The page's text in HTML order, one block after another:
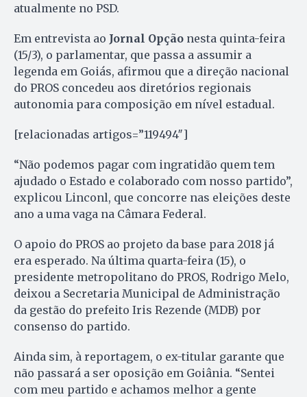
atualmente no PSD.
Em entrevista ao Jornal Opção nesta quinta-feira
(15/3), o parlamentar, que passa a assumir a
legenda em Goiás, afirmou que a direção nacional
do PROS concedeu aos diretórios regionais
autonomia para composição em nível estadual.
[relacionadas artigos=”119494″]
“Não podemos pagar com ingratidão quem tem
ajudado o Estado e colaborado com nosso partido”,
explicou Linconl, que concorre nas eleições deste
ano a uma vaga na Câmara Federal.
O apoio do PROS ao projeto da base para 2018 já
era esperado. Na última quarta-feira (15), o
presidente metropolitano do PROS, Rodrigo Melo,
deixou a Secretaria Municipal de Administração
da gestão do prefeito Iris Rezende (MDB) por
consenso do partido.
Ainda sim, à reportagem, o ex-titular garante que
não passará a ser oposição em Goiânia. “Sentei
com meu partido e achamos melhor a gente